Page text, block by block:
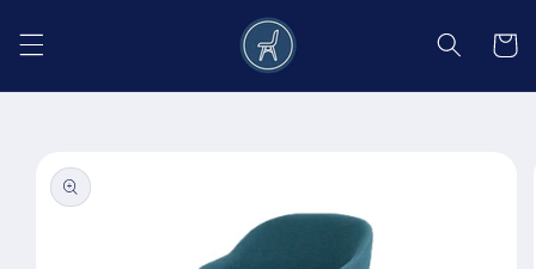
conținut
Coș
informațiile
despre
produs